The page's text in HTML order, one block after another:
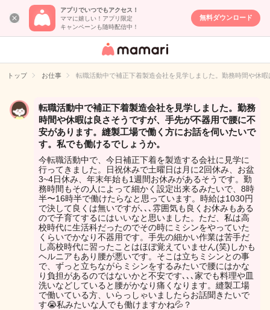
アプリでいつでもアクセス！
ママに嬉しい！アプリ限定
キャンペーンも随時配信中！
無料ダウンロード
女性専用匿名QA
イト
トップ お仕事 転職活動中で補正下着製造会社を見学しました。勤務時間や休
転職活動中で補正下着製造会社を見学しました。勤務
時間や休暇は良さそうですが、手先が不器用で腰に不
安があります。縫製工場で働く方にお話を伺いたいで
す。私でも働けるでしょうか。
今転職活動中で、今日補正下着を製造する会社に見学に
行ってきました。日祝休みで土曜日は月に2回休み、お盆
3~4日休み、年末年始も1週間お休みがあるそうです。勤
務時間もその人によって細かく設定出来るみたいで、8時
半〜16時半で働けたらなと思っています。時給は1030円
で決して良くは無いですが､､､雰囲気も良くお休みもある
ので子育てするにはいいなと思いました。ただ、私は高
校時代に生活科だったのでその時にミシンをやっていた
くらいでかなり不器用です。手先の細かい作業は苦手だ
し高校時代に習ったことはほぼ覚えていません(笑)しかも
ヘルニアもあり腰が悪いです。そこは立ちミシンとの事
で、ずっと立ちながらミシンをするみたいで腰にはかな
り負担があるのではないかと不安です､､､家でも料理や皿
洗いなどしていると腰がかなり痛くなります。縫製工場
で働いている方、いらっしゃいましたらお話聞きたいで
す😭私みたいな人でも働けますかね💦？